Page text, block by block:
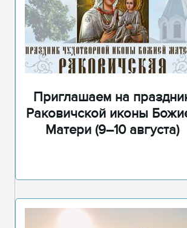
Приглашаем на
Раковичской иконы
Матери (9–10 августа)